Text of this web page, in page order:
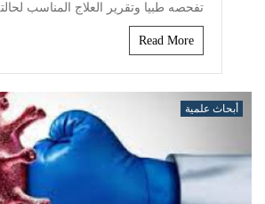
تفحصه طبيا وتقرير العلاج المناسب
Read More
أبحاث علمية